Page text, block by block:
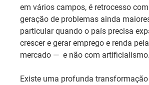
em vários campos, é retrocesso
geração de problemas ainda
particular quando o país precisa
crescer e gerar emprego e renda
mercado —  e não com artificialismo.
Existe uma profunda